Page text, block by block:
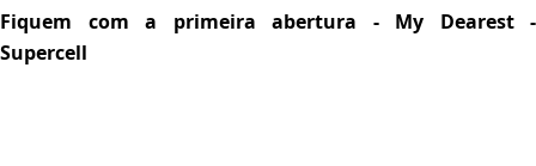
Fiquem com a primeira abertura - My Dearest -
Supercell